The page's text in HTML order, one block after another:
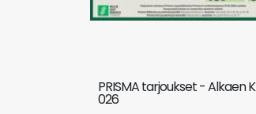
PRISMA tarjoukset - Alkaen
026